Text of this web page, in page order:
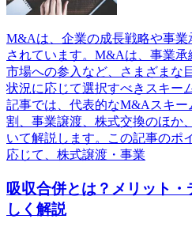
M&Aは、企業の成長戦略や事業
されています。M&Aは、事業
市場への参入など、さまざまな
状況に応じて選択すべきスキー
記事では、代表的なM&Aスキ
割、事業譲渡、株式交換のほか
いて解説します。この記事のポ
応じて、株式譲渡・事業
吸収合併とは？メリット
しく解説